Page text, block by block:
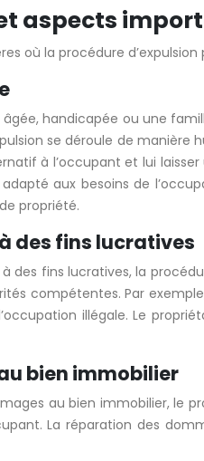
aspects
où la procédure
âgée, handicapée ou une
se déroule de
à l’occupant et lui
aux besoins de
propriété.
des fins lucratives
des fins lucratives, la
compétentes. Par
illégale. Le
bien immobilier
au bien immobilier,
La réparation des